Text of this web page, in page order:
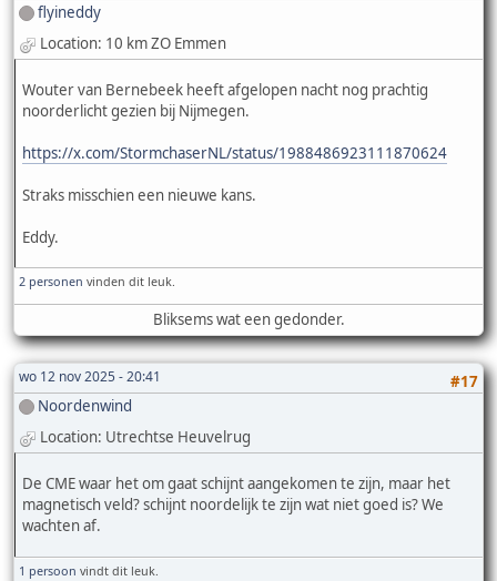
flyineddy
Location: 10 km ZO Emmen
Wouter van Bernebeek heeft afgelopen nacht nog prachtig
noorderlicht gezien bij Nijmegen.
https://x.com/StormchaserNL/status/1988486923111870624
Straks misschien een nieuwe kans.
Eddy.
2 personen vinden dit leuk.
Bliksems wat een gedonder.
wo 12 nov 2025 - 20:41
#17
Noordenwind
Location: Utrechtse Heuvelrug
De CME waar het om gaat schijnt aangekomen te zijn, maar het
magnetisch veld? schijnt noordelijk te zijn wat niet goed is? We
wachten af.
1 persoon vindt dit leuk.